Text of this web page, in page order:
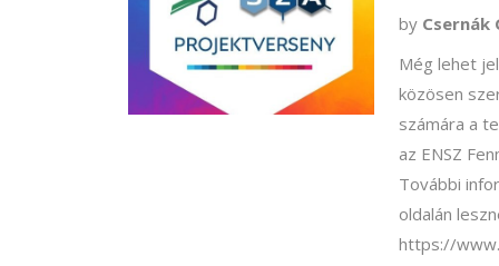
by Csernák
Még lehet
közösen
számára a
az ENSZ
További
oldalán
https://